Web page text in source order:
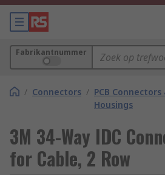
Fabrikantnummer
/ Connectors / PCB Connectors
Housings
3M 34-Way IDC
for Cable, 2 Row